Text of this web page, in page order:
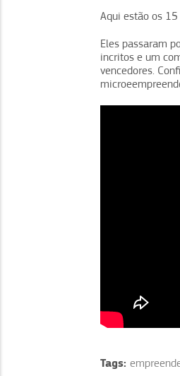
Aqui estão os
Eles passaram
incritos e um
vencedores.
Tags: